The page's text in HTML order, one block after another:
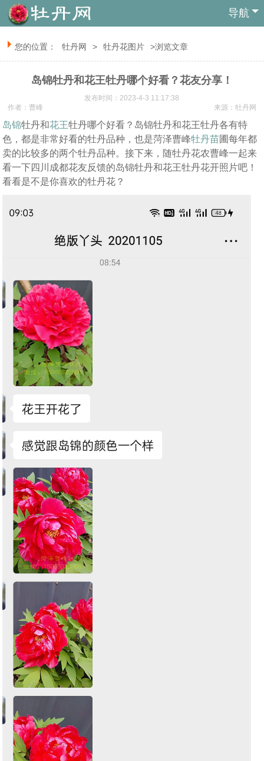
导航
您的位置： 牡丹网 > 牡丹花图片 >浏览文章
岛锦牡丹和花王牡丹哪个好看？花友分享！
发布时间：2023-4-3 11:17:38
来源： 牡丹网
作者：曹峰
岛锦牡丹和花王牡丹哪个好看？岛锦牡丹和花王牡丹各有特
色，都是非常好看的牡丹品种，也是菏泽曹峰牡丹苗圃每年都
卖的比较多的两个牡丹品种。接下来，随牡丹花农曹峰一起来
看一下四川成都花友反馈的岛锦牡丹和花王牡丹花开照片吧！
看看是不是你喜欢的牡丹花？